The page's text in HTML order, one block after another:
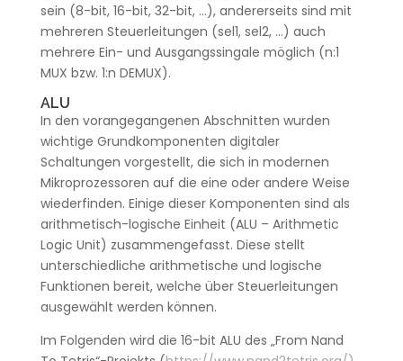
sein (8-bit, 16-bit, 32-bit, …), andererseits sind mit
mehreren Steuerleitungen (sel1, sel2, …) auch
mehrere Ein- und Ausgangssingale möglich (n:1
MUX bzw. 1:n DEMUX).
ALU
In den vorangegangenen Abschnitten wurden
wichtige Grundkomponenten digitaler
Schaltungen vorgestellt, die sich in modernen
Mikroprozessoren auf die eine oder andere Weise
wiederfinden. Einige dieser Komponenten sind als
arithmetisch-logische Einheit (ALU – Arithmetic
Logic Unit) zusammengefasst. Diese stellt
unterschiedliche arithmetische und logische
Funktionen bereit, welche über Steuerleitungen
ausgewählt werden können.
Im Folgenden wird die 16-bit ALU des „From Nand